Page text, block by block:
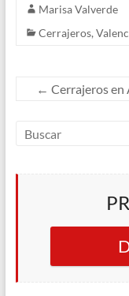
Marisa Valverde
Cerrajeros,
← Cerrajeros en